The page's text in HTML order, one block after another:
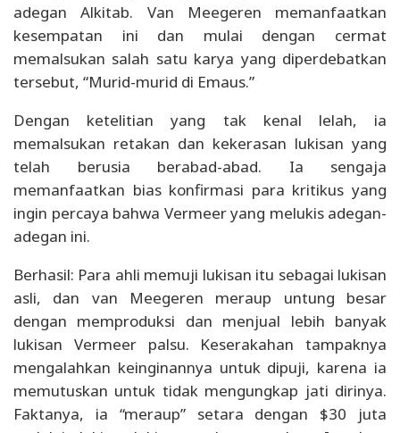
adegan Alkitab. Van Meegeren memanfaatkan
kesempatan ini dan mulai dengan cermat
memalsukan salah satu karya yang diperdebatkan
tersebut, “Murid-murid di Emaus.”
Dengan ketelitian yang tak kenal lelah, ia
memalsukan retakan dan kekerasan lukisan yang
telah berusia berabad-abad. Ia sengaja
memanfaatkan bias konfirmasi para kritikus yang
ingin percaya bahwa Vermeer yang melukis adegan-
adegan ini.
Berhasil: Para ahli memuji lukisan itu sebagai lukisan
asli, dan van Meegeren meraup untung besar
dengan memproduksi dan menjual lebih banyak
lukisan Vermeer palsu. Keserakahan tampaknya
mengalahkan keinginannya untuk dipuji, karena ia
memutuskan untuk tidak mengungkap jati dirinya.
Faktanya, ia “meraup” setara dengan $30 juta